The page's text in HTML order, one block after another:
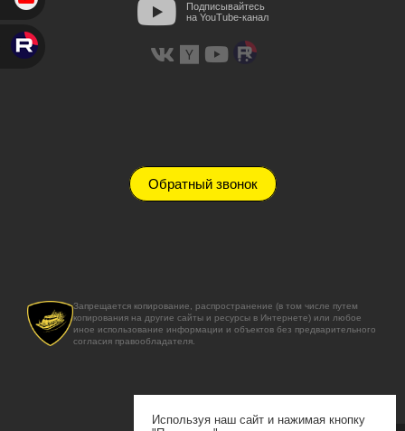
Подписывайтесь
на YouTube-канал
Обратный звонок
Запрещается копирование, распространение (в том числе путем
копирования на другие сайты и ресурсы в Интернете) или любое
иное использование информации и объектов без предварительного
согласия правообладателя.
Используя наш сайт и нажимая кнопку